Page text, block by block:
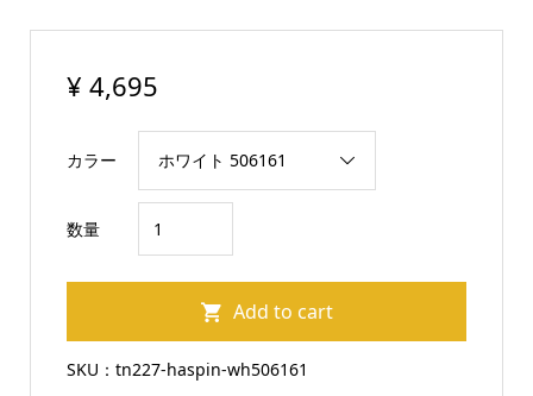
¥ 4,695
カラー
数量
ラ
ッ
ン
Add to cart
SKU： tn227-haspin-wh506161